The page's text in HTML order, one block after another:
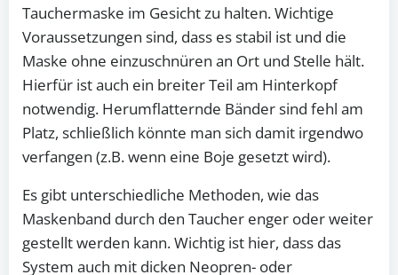
Tauchermaske im Gesicht zu halten. Wichtige
Voraussetzungen sind, dass es stabil ist und die
Maske ohne einzuschnüren an Ort und Stelle hält.
Hierfür ist auch ein breiter Teil am Hinterkopf
notwendig. Herumflatternde Bänder sind fehl am
Platz, schließlich könnte man sich damit irgendwo
verfangen (z.B. wenn eine Boje gesetzt wird).
Es gibt unterschiedliche Methoden, wie das
Maskenband durch den Taucher enger oder weiter
gestellt werden kann. Wichtig ist hier, dass das
System auch mit dicken Neopren- oder